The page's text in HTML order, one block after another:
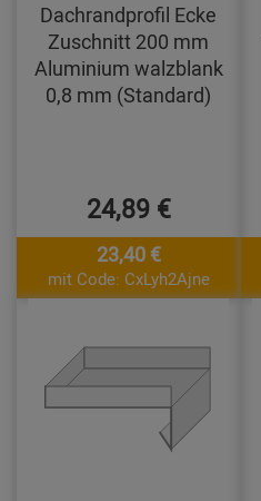
Dachrandprofil Ecke
Zuschnitt 200 mm
Aluminium walzblank
0,8 mm (Standard)
24,89 €
23,40 €
mit Code: CxLyh2Ajne